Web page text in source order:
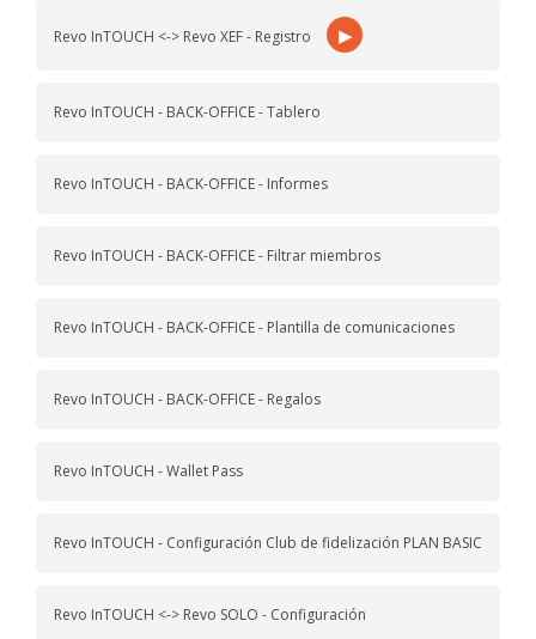
Revo InTOUCH <-> Revo XEF - Registro ▶
Revo InTOUCH - BACK-OFFICE - Tablero
Revo InTOUCH - BACK-OFFICE - Informes
Revo InTOUCH - BACK-OFFICE - Filtrar miembros
Revo InTOUCH - BACK-OFFICE - Plantilla de comunicaciones
Revo InTOUCH - BACK-OFFICE - Regalos
Revo InTOUCH - Wallet Pass
Revo InTOUCH - Configuración Club de fidelización PLAN BASIC
Revo InTOUCH <-> Revo SOLO - Configuración